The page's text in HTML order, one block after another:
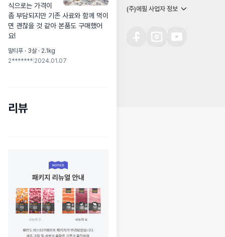
식으로는 가격이
좀 부담되지만 기존 사료와 함께 먹이
면 괜찮을 것 같아 본품도 구매했어
요!
말티푸 · 3살 · 2.1kg
2******* 2024.01.07
리뷰
(주)에필 사업자 정보